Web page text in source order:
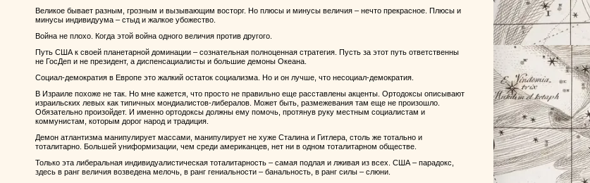
Великое бывает разным, грозным и вызывающим восторг. Но плюсы и минусы величия – нечто прекрасное. Плюсы и
минусы индивидуума – стыд и жалкое убожество.
Война не плохо. Когда этой война одного величия против другого.
Путь США к своей планетарной доминации – сознательная полноценная стратегия. Пусть за этот путь ответственны
не ГосДеп и не президент, а диспенсациалисты и большие демоны Океана.
Социал-демократия в Европе это жалкий остаток социализма. Но и он лучше, что несоциал-демократия.
В Израиле похоже не так. Но мне кажется, что просто не правильно еще расставлены акценты. Ортодоксы описывают
израильских левых как типичных мондиалистов-либералов. Может быть, размежевания там еще не произошло.
Обязательно произойдет. И именно ортодоксы должны ему помочь, протянув руку местным социалистам и
коммунистам, которым дорог народ и традиция.
Демон атлантизма манипулирует массами, манипулирует не хуже Сталина и Гитлера, столь же тотально и
тоталитарно. Большей униформизации, чем среди американцев, нет ни в одном тоталитарном обществе.
Только эта либеральная индивидуалистическая тоталитарность – самая подлая и лживая из всех. США – парадокс,
здесь в ранг величия возведена мелочь, в ранг гениальности – банальность, в ранг силы – слюни.